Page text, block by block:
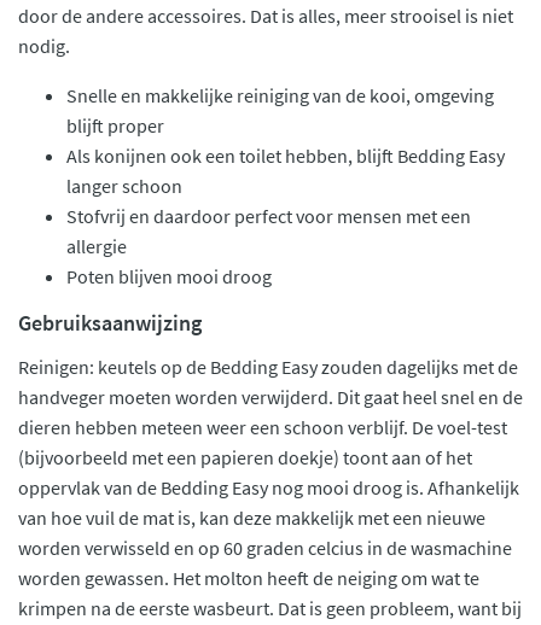
door de andere accessoires. Dat is alles, meer strooisel is niet
nodig.
Snelle en makkelijke reiniging van de kooi, omgeving
blijft proper
Als konijnen ook een toilet hebben, blijft Bedding Easy
langer schoon
Stofvrij en daardoor perfect voor mensen met een
allergie
Poten blijven mooi droog
Gebruiksaanwijzing
Reinigen: keutels op de Bedding Easy zouden dagelijks met de
handveger moeten worden verwijderd. Dit gaat heel snel en de
dieren hebben meteen weer een schoon verblijf. De voel-test
(bijvoorbeeld met een papieren doekje) toont aan of het
oppervlak van de Bedding Easy nog mooi droog is. Afhankelijk
van hoe vuil de mat is, kan deze makkelijk met een nieuwe
worden verwisseld en op 60 graden celcius in de wasmachine
worden gewassen. Het molton heeft de neiging om wat te
krimpen na de eerste wasbeurt. Dat is geen probleem, want bij